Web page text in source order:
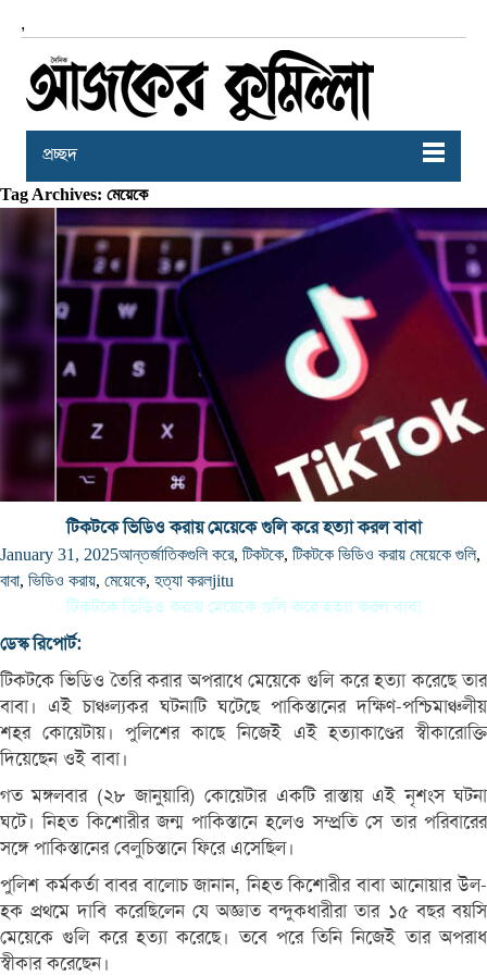
,
প্রচ্ছদ
Tag Archives: মেয়েকে
টিকটকে ভিডিও করায় মেয়েকে গুলি করে হত্যা করল বাবা
January 31, 2025আন্তর্জাতিকগুলি করে, টিকটকে, টিকটকে ভিডিও করায় মেয়েকে গুলি,
বাবা, ভিডিও করায়, মেয়েকে, হত্যা করলjitu
টিকটকে ভিডিও করায় মেয়েকে গুলি করে হত্যা করল বাবা
ডেস্ক রিপোর্ট:
টিকটকে ভিডিও তৈরি করার অপরাধে মেয়েকে গুলি করে হত্যা করেছে তার
বাবা। এই চাঞ্চল্যকর ঘটনাটি ঘটেছে পাকিস্তানের দক্ষিণ-পশ্চিমাঞ্চলীয়
শহর কোয়েটায়। পুলিশের কাছে নিজেই এই হত্যাকাণ্ডের স্বীকারোক্তি
দিয়েছেন ওই বাবা।
গত মঙ্গলবার (২৮ জানুয়ারি) কোয়েটার একটি রাস্তায় এই নৃশংস ঘটনা
ঘটে। নিহত কিশোরীর জন্ম পাকিস্তানে হলেও সম্প্রতি সে তার পরিবারের
সঙ্গে পাকিস্তানের বেলুচিস্তানে ফিরে এসেছিল।
পুলিশ কর্মকর্তা বাবর বালোচ জানান, নিহত কিশোরীর বাবা আনোয়ার উল-
হক প্রথমে দাবি করেছিলেন যে অজ্ঞাত বন্দুকধারীরা তার ১৫ বছর বয়সি
মেয়েকে গুলি করে হত্যা করেছে। তবে পরে তিনি নিজেই তার অপরাধ
স্বীকার করেছেন।